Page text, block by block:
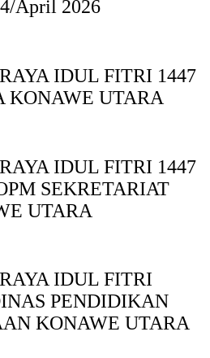
April 2026
IDUL FITRI 1447
KONAWE UTARA
IDUL FITRI 1447
SEKRETARIAT
UTARA
IDUL FITRI
PENDIDIKAN
KONAWE UTARA